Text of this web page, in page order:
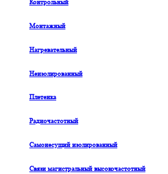
Монтажный
Нагревательный
Неизолированный
Плетенка
Радиочастотный
Самонесущий изолированный
Связи магистральный высокочастотный